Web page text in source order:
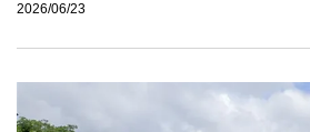
2026/06/23